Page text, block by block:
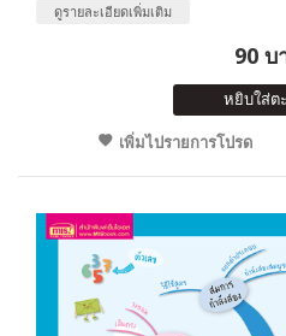
ดูรายละเอียดเพิ่มเติม
90 บ
หยิบใส่ต
เพิ่มไปรายการโปรด